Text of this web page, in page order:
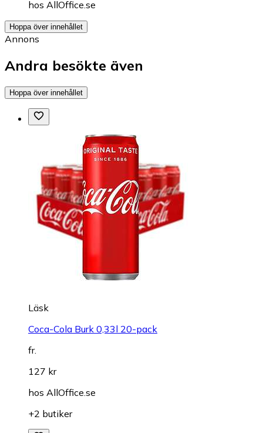
hos AllOffice.se
Hoppa över innehållet
Annons
Andra besökte även
Hoppa över innehållet
Läsk
Coca-Cola Burk 0,33l 20-pack
fr.
127 kr
hos AllOffice.se
+2 butiker